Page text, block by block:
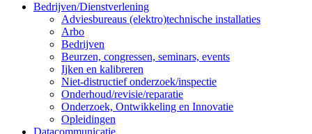
Bedrijven/Dienstverlening
Adviesbureaus (elektro)technische installaties
Arbo
Bedrijven
Beurzen, congressen, seminars, events
Ijken en kalibreren
Niet-distructief onderzoek/inspectie
Onderhoud/revisie/reparatie
Onderzoek, Ontwikkeling en Innovatie
Opleidingen